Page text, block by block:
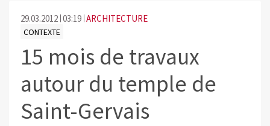
29.03.2012 03:19 ARCHITECTURE
CONTEXTE
15 mois de travaux
autour du temple de
Saint-Gervais